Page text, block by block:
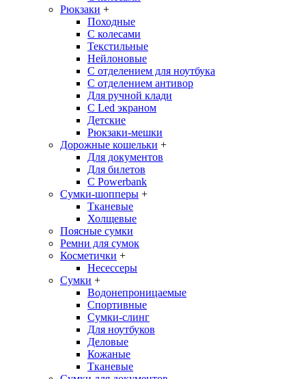
Рюкзаки +
Походные
С колесами
Текстильные
Нейлоновые
С отделением для ноутбука
С отделением антивор
Для ручной клади
С Led экраном
Детские
Рюкзаки-мешки
Дорожные кошельки +
Для документов
Для билетов
С Powerbank
Сумки-шопперы +
Тканевые
Холщевые
Поясные сумки
Ремни для сумок
Косметички +
Несессеры
Сумки +
Водонепроницаемые
Спортивные
Сумки-слинг
Для ноутбуков
Деловые
Кожаные
Тканевые